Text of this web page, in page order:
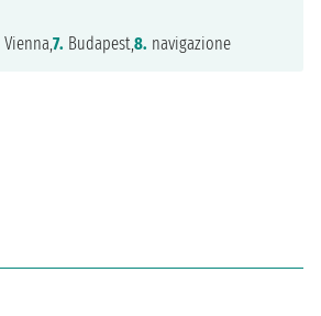
Vienna,7. Budapest,8. navigazione